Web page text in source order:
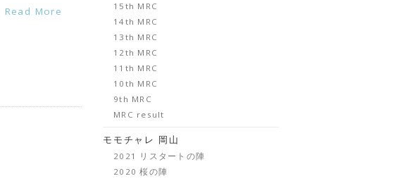
Read More
15th MRC
14th MRC
13th MRC
12th MRC
11th MRC
10th MRC
9th MRC
MRC result
モモチャレ 岡山
2021 リスタートの陣
2020 桜の陣